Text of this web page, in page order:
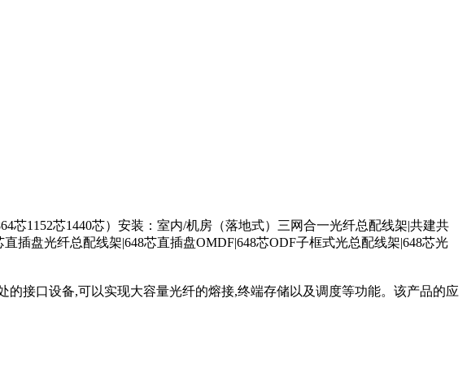
芯1152芯1440芯）安装：室内/机房（落地式）三网合一光纤总配线架|共建共
插盘光纤总配线架|648芯直插盘OMDF|648芯ODF子框式光总配线架|648芯光
接口设备,可以实现大容量光纤的熔接,终端存储以及调度等功能。该产品的应